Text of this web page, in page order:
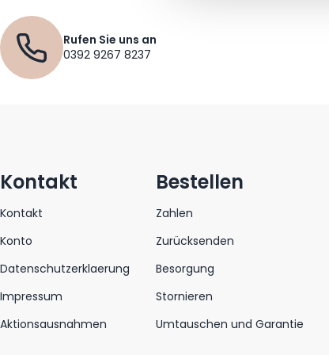
Rufen Sie uns an
0392 9267 8237
Kontakt
Kontakt
Konto
Datenschutzerklaerung
Impressum
Aktionsausnahmen
Bestellen
Zahlen
Zurücksenden
Besorgung
Stornieren
Umtauschen und Garantie